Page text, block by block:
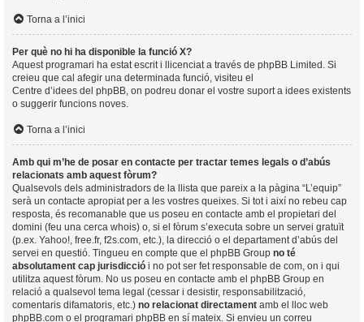
Torna a l’inici
Per què no hi ha disponible la funció X?
Aquest programari ha estat escrit i llicenciat a través de phpBB Limited. Si
creieu que cal afegir una determinada funció, visiteu el
Centre d’idees del phpBB , on podreu donar el vostre suport a idees existents
o suggerir funcions noves.
Torna a l’inici
Amb qui m’he de posar en contacte per tractar temes legals o d’abús
relacionats amb aquest fòrum?
Qualsevols dels administradors de la llista que pareix a la pàgina “L’equip”
serà un contacte apropiat per a les vostres queixes. Si tot i així no rebeu cap
resposta, és recomanable que us poseu en contacte amb el propietari del
domini (feu una cerca whois) o, si el fòrum s’executa sobre un servei gratuït
(p.ex. Yahoo!, free.fr, f2s.com, etc.), la direcció o el departament d’abús del
servei en questió. Tingueu en compte que el phpBB Group no té
absolutament cap jurisdicció i no pot ser fet responsable de com, on i qui
utilitza aquest fòrum. No us poseu en contacte amb el phpBB Group en
relació a qualsevol tema legal (cessar i desistir, responsabilització,
comentaris difamatoris, etc.) no relacionat directament amb el lloc web
phpBB.com o el programari phpBB en sí mateix. Si envieu un correu